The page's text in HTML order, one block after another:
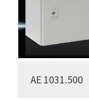
AE 1031.500